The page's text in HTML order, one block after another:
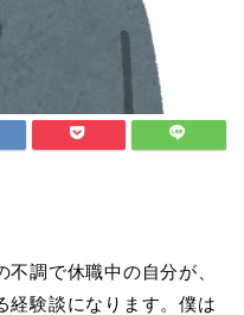
調で休職中の自分が、
経験談になります。僕は